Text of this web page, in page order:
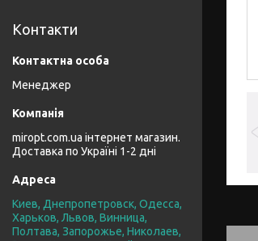
Контакти
Менеджер
miropt.com.ua інтернет магазин.
Доставка по Україні 1-2 дні
Киев, Днепропетровск, Одесса,
Харьков, Львов, Винница,
Полтава, Запорожье, Николаев,